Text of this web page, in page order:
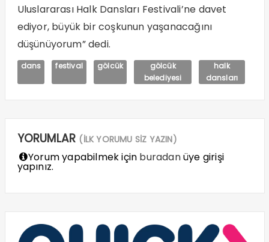
Uluslararası Halk Dansları Festivali’ne davet
ediyor, büyük bir coşkunun yaşanacağını
düşünüyorum” dedi.
dans festival gölcük
gölcük
belediyesi
halk
dansları
YORUMLAR (İLK YORUMU SİZ YAZIN)
Yorum yapabilmek için buradanüye girişi
yapınız.